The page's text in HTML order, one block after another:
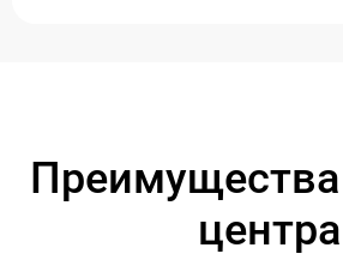
центра